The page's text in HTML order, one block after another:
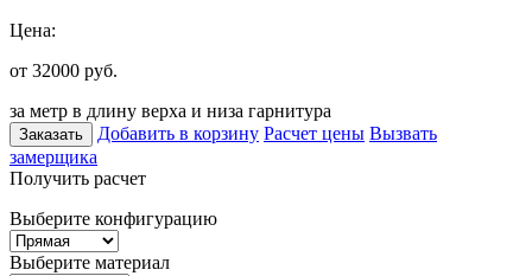
Цена:
от 32000 руб.
за метр в длину верха и низа гарнитура
Заказать Добавить в корзину Расчет цены Вызвать
замерщика
Получить расчет
Выберите конфигурацию
Выберите материал